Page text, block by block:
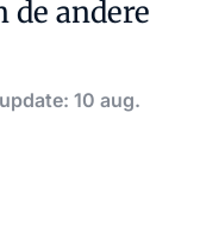
de andere
10 aug.